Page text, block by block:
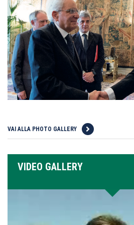
VAI ALLA PHOTO GALLERY
VIDEO GALLERY